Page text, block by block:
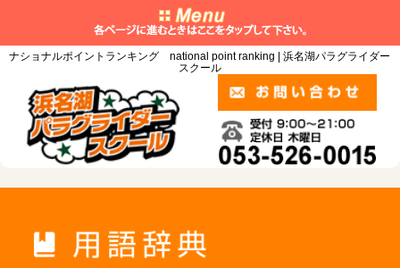
ナショナルポイントランキング national point ranking | 浜名湖パラグライダー
スクール